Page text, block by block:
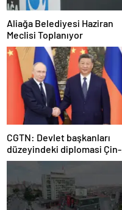
Aliağa Belediyesi Haziran
Meclisi Toplanıyor
CGTN: Devlet başkanları
düzeyindeki diplomasi Çin-
Rusya arasındaki büyüyen
ortaklığı güçlendiriyor